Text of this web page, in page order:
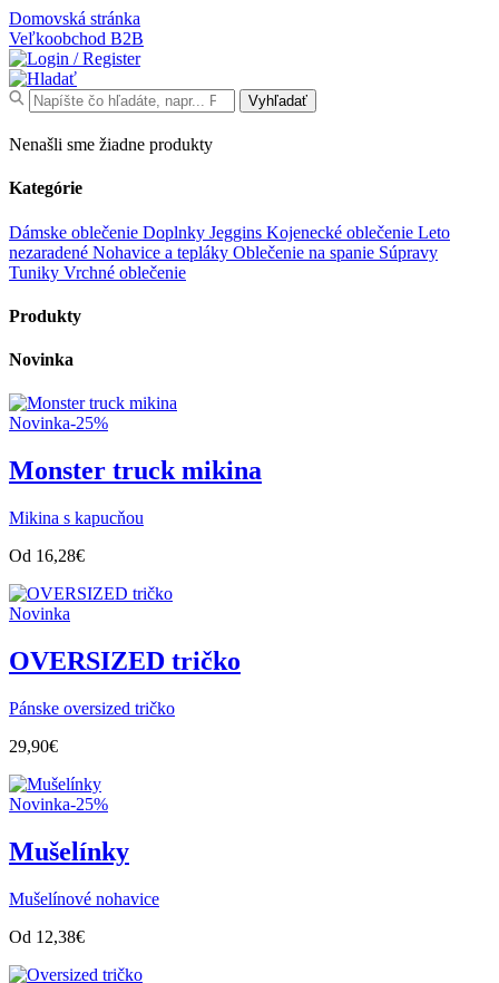
Domovská stránka
Veľkoobchod B2B
Search
for:
Vyhľadať
Nenašli sme žiadne produkty
Kategórie
Dámske oblečenie Doplnky Jeggins Kojenecké oblečenie Leto
nezaradené Nohavice a tepláky Oblečenie na spanie Súpravy
Tuniky Vrchné oblečenie
Produkty
Novinka
Novinka-25%
Monster truck mikina
Mikina s kapucňou
Od 16,28€
Novinka
OVERSIZED tričko
Pánske oversized tričko
29,90€
Novinka-25%
Mušelínky
Mušelínové nohavice
Od 12,38€